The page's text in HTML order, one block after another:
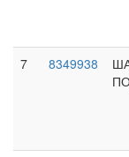
7 8349938